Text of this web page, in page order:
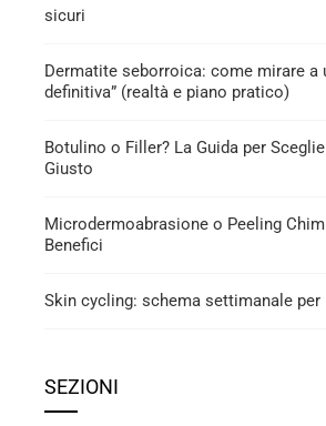
sicuri
Dermatite seborroica: come mirare a
definitiva” (realtà e piano pratico)
Botulino o Filler? La Guida per
Giusto
Microdermoabrasione o Peeling
Benefici
Skin cycling: schema settimanale
SEZIONI